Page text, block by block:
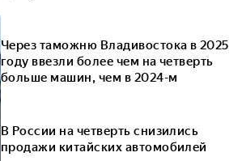
Через таможню Владивостока в 2025
году ввезли более чем на четверть
больше машин, чем в 2024-м
В России на четверть снизились
продажи китайских автомобилей